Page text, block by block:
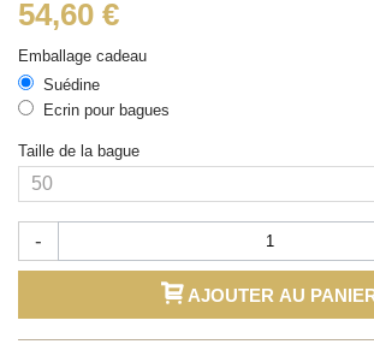
54,60 €
Emballage cadeau
Suédine
Ecrin pour bagues
Taille de la bague
-
AJOUTER AU